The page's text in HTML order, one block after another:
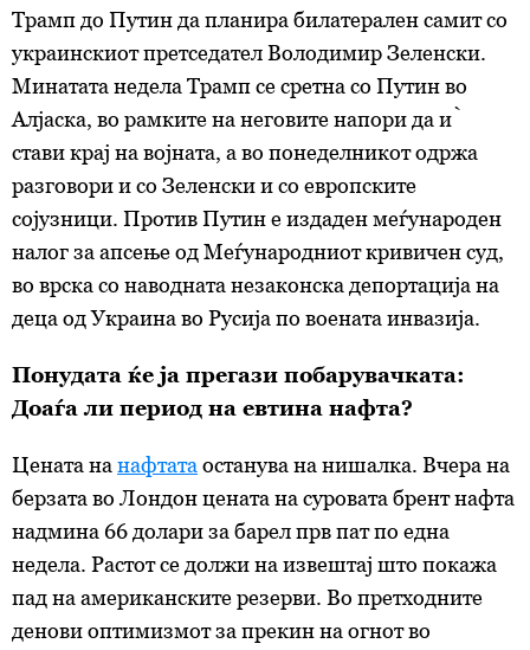
Трамп до Путин да планира билатерален самит со
украинскиот претседател Володимир Зеленски.
Минатата недела Трамп се сретна со Путин во
Алјаска, во рамките на неговите напори да ѝ
стави крај на војната, а во понеделникот одржа
разговори и со Зеленски и со европските
сојузници. Против Путин е издаден меѓународен
налог за апсење од Меѓународниот кривичен суд,
во врска со наводната незаконска депортација на
деца од Украина во Русија по воената инвазија.
Понудата ќе ја прегази побарувачката:
Доаѓа ли период на евтина нафта?
Цената на нафтата останува на нишалка. Вчера на
берзата во Лондон цената на суровата брент нафта
надмина 66 долари за барел прв пат по една
недела. Растот се должи на извештај што покажа
пад на американските резерви. Во претходните
денови оптимизмот за прекин на огнот во